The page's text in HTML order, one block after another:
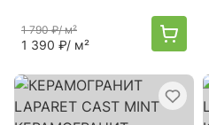
1 790 ₽/ м²
1 390 ₽/ м²